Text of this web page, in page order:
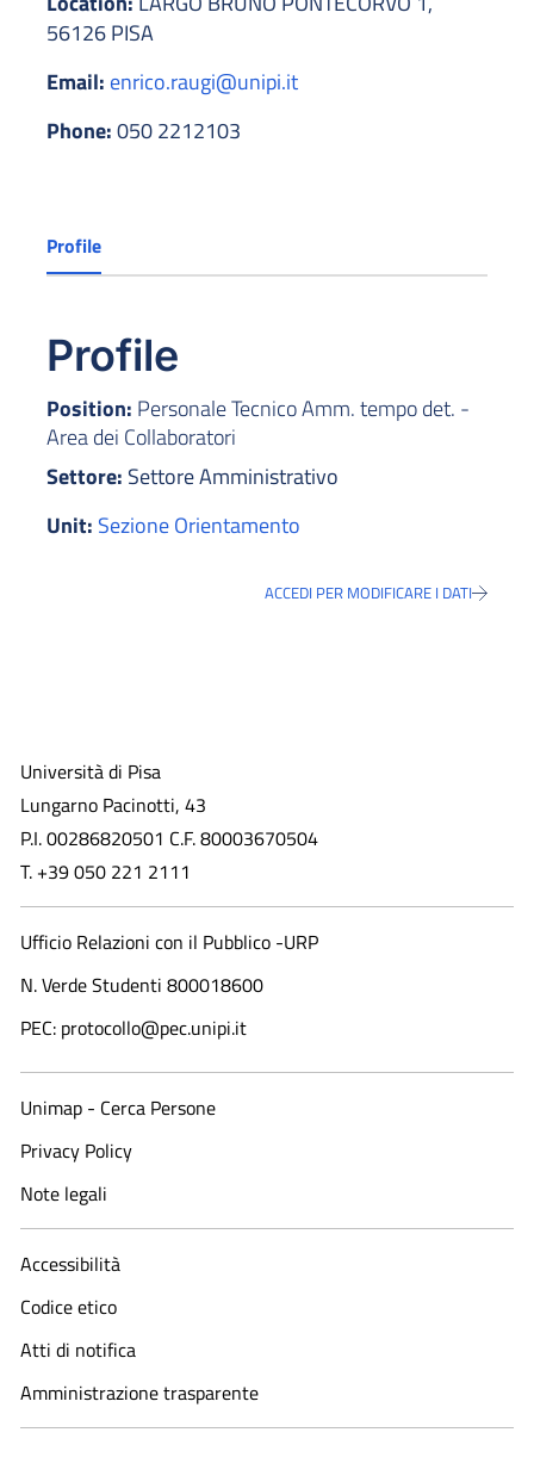
56126 PISA
Email: enrico.raugi@unipi.it
Phone:050 2212103
Profile
Profile
Position: Personale Tecnico Amm. tempo det. -
Area dei Collaboratori
Settore: Settore Amministrativo
Unit: Sezione Orientamento
ACCEDI PER MODIFICARE I DATI
Università di Pisa
Lungarno Pacinotti, 43
P.I. 00286820501 C.F. 80003670504
T. +39 050 221 2111
Ufficio Relazioni con il Pubblico -URP
N. Verde Studenti 800018600​
PEC: protocollo@pec.unipi.it
Unimap - Cerca Persone
Privacy Policy
Note legali
Accessibilità
Codice etico
Atti di notifica
Amministrazione trasparente